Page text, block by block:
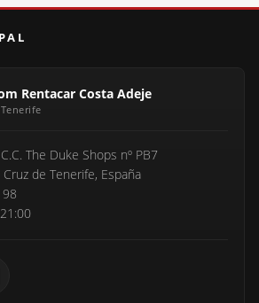
Rentacar Costa Adeje
The Duke Shops nº PB7
de Tenerife, España